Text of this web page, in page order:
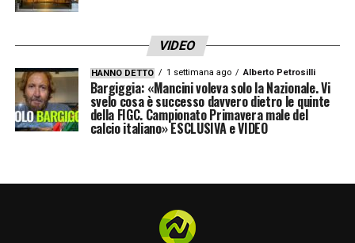
Esposito Cagliari
intenso e di fiducia incondizionata da parte
trasformare la pressione in energia positiva.
Un gol all’Unipol Domus non sarebbe solo
una liberazione personale, ma anche un
di ripartire proprio dai piedi del suo giovane
VIDEO
HANNO DETTO 1 settimana ago Alberto Petrosilli
Bargiggia: «Mancini voleva solo la Nazionale. Vi
svelo cosa è successo davvero dietro le quinte
della FIGC. Campionato Primavera male del
calcio italiano» ESCLUSIVA e VIDEO